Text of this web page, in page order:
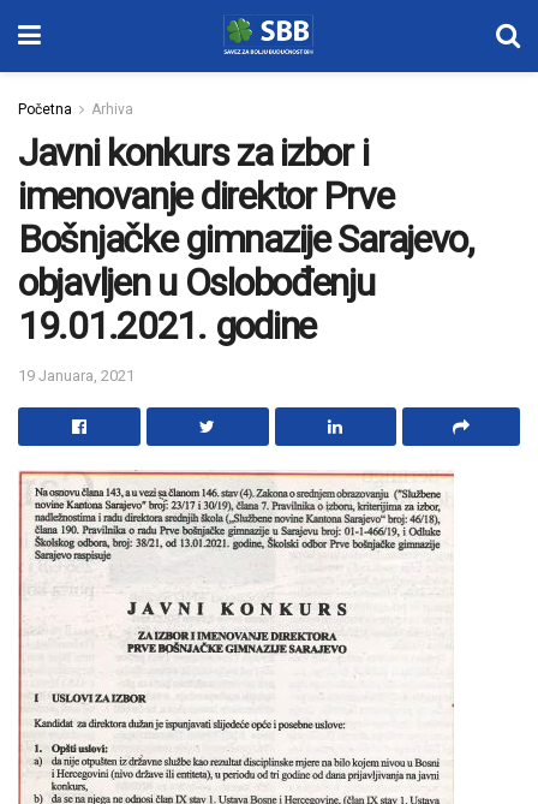
Početna Arhiva
Javni konkurs za izbor i
imenovanje direktor Prve
Bošnjačke gimnazije Sarajevo,
objavljen u Oslobođenju
19.01.2021. godine
19 Januara, 2021